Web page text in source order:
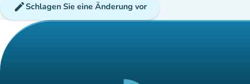
editSchlagen Sie eine Änderung vor